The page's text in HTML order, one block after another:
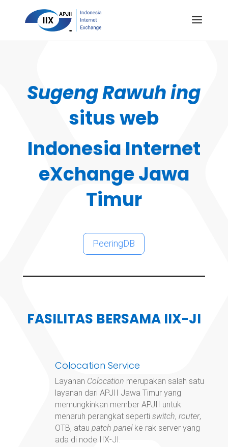
Sugeng Rawuh ing
situs web
Indonesia Internet
eXchange Jawa
Timur
PeeringDB
FASILITAS BERSAMA IIX-JI
Colocation Service
Layanan Colocation merupakan salah satu
layanan dari APJII Jawa Timur yang
memungkinkan member APJII untuk
menaruh perangkat seperti switch, router,
OTB, atau patch panelke rak server yang
ada di node IIX-JI.